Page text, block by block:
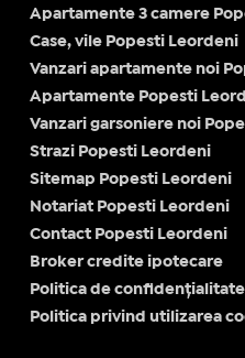
Apartamente 3 camere
Case, vile Popesti Leordeni
Vanzari apartamente noi
Apartamente Popesti
Vanzari garsoniere noi
Strazi Popesti Leordeni
Sitemap Popesti Leordeni
Notariat Popesti Leordeni
Contact Popesti Leordeni
Broker credite ipotecare
Politica de confidențialitate
Politica privind utilizarea